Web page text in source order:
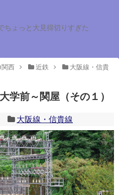
ちょっと大見得切りすぎた
関西 近鉄
大阪線・信貴
学前～関屋（その１）
大阪線・信貴線